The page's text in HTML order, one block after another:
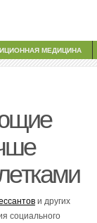
МЕДИЦИНА
и других
социального